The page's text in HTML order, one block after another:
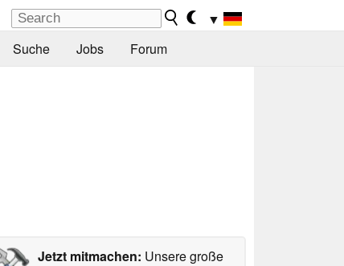
▼
Suche Jobs Forum
Jetzt mitmachen: Unsere große